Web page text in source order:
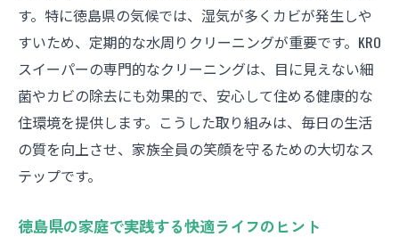
す。特に徳島県の気候では、湿気が多くカビが発生しや
すいため、定期的な水周りクリーニングが重要です。KRO
スイーパーの専門的なクリーニングは、目に見えない細
菌やカビの除去にも効果的で、安心して住める健康的な
住環境を提供します。こうした取り組みは、毎日の生活
の質を向上させ、家族全員の笑顔を守るための大切なス
テップです。
徳島県の家庭で実践する快適ライフのヒント